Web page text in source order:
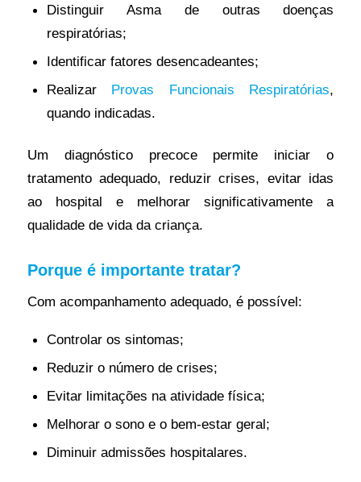
Distinguir Asma de outras doenças
respiratórias;
Identificar fatores desencadeantes;
Realizar Provas Funcionais Respiratórias,
quando indicadas.
Um diagnóstico precoce permite iniciar o
tratamento adequado, reduzir crises, evitar idas
ao hospital e melhorar significativamente a
qualidade de vida da criança.
Porque é importante tratar?
Com acompanhamento adequado, é possível:
Controlar os sintomas;
Reduzir o número de crises;
Evitar limitações na atividade física;
Melhorar o sono e o bem-estar geral;
Diminuir admissões hospitalares.